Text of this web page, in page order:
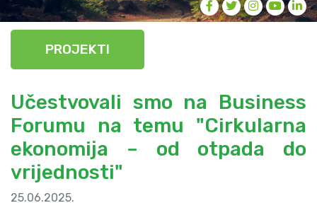
PROJEKTI
Učestvovali smo na Business
Forumu na temu "Cirkularna
ekonomija – od otpada do
vrijednosti"
25.06.2025.